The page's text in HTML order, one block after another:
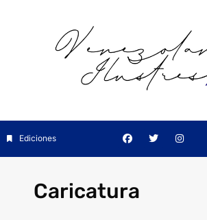
Ediciones
Caricatura